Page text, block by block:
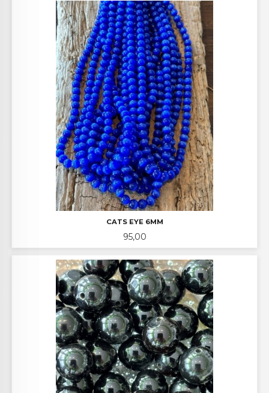
CATS EYE 6MM
Pris
95,00